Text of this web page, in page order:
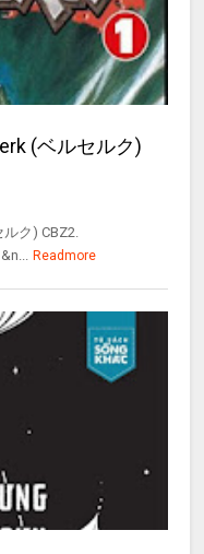
(ベルセルク)
ク) CBZ2.
Readmore